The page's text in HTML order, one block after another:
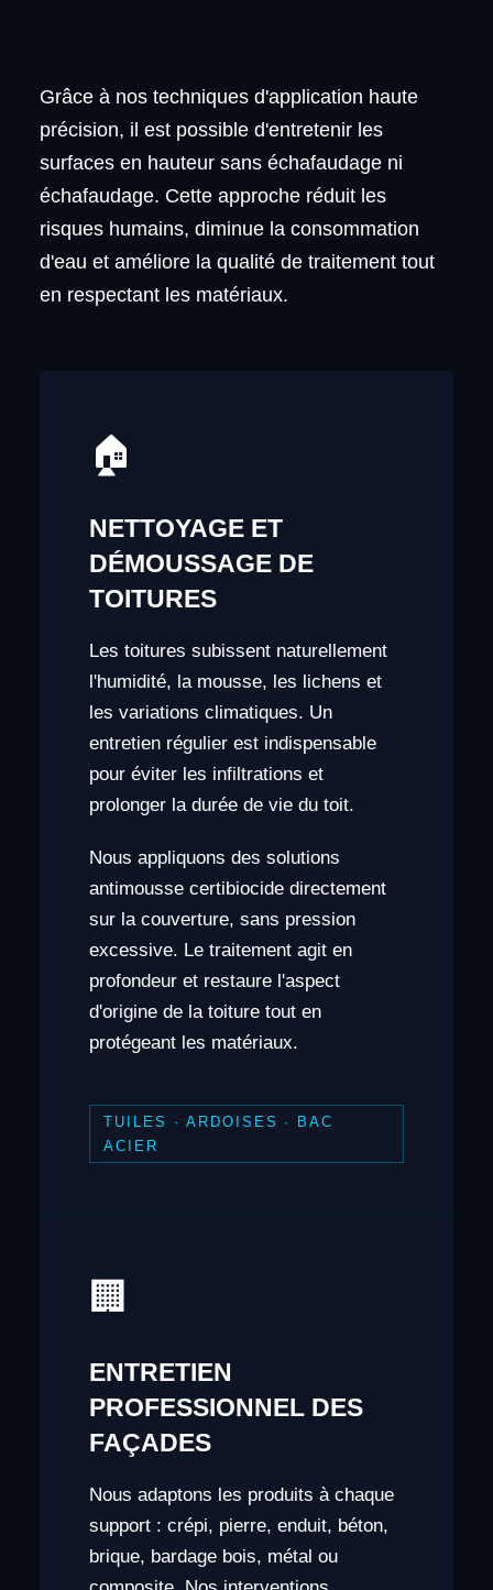
Grâce à nos techniques d'application haute
précision, il est possible d'entretenir les
surfaces en hauteur sans échafaudage ni
échafaudage. Cette approche réduit les
risques humains, diminue la consommation
d'eau et améliore la qualité de traitement tout
en respectant les matériaux.
🏠
NETTOYAGE ET
DÉMOUSSAGE DE
TOITURES
Les toitures subissent naturellement
l'humidité, la mousse, les lichens et
les variations climatiques. Un
entretien régulier est indispensable
pour éviter les infiltrations et
prolonger la durée de vie du toit.
Nous appliquons des solutions
antimousse certibiocide directement
sur la couverture, sans pression
excessive. Le traitement agit en
profondeur et restaure l'aspect
d'origine de la toiture tout en
protégeant les matériaux.
TUILES · ARDOISES · BAC
ACIER
🏢
ENTRETIEN
PROFESSIONNEL DES
FAÇADES
Nous adaptons les produits à chaque
support : crépi, pierre, enduit, béton,
brique, bardage bois, métal ou